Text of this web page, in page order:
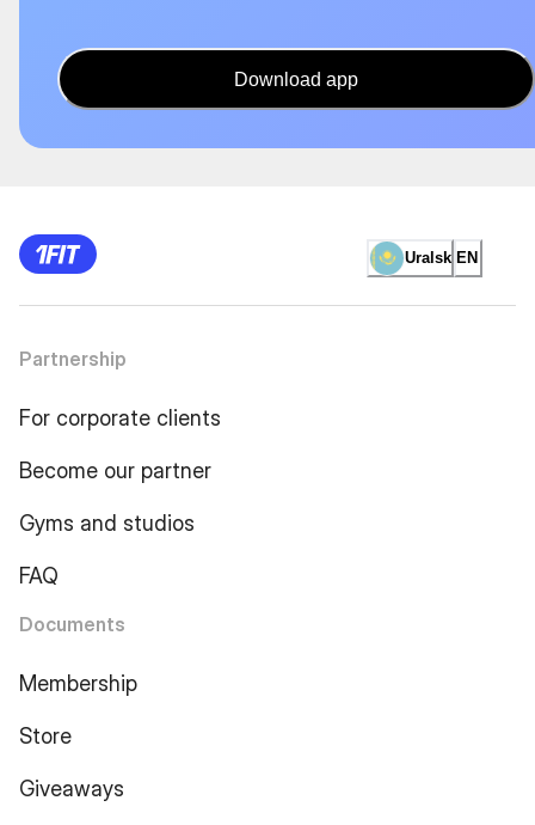
Download app
Uralsk EN
Partnership
For corporate clients
Become our partner
Gyms and studios
FAQ
Documents
Membership
Store
Giveaways